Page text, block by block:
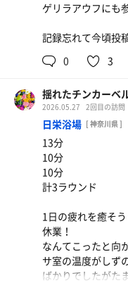
ゲリラアウフにも
記録忘れて今頃投
0
3
揺れたチンカーベ
2026.05.27 2回目の訪問
日栄浴場 [ 神奈川県 ]
13分
10分
10分
計3ラウンド
1日の疲れを癒そ
休業！
なんてこったと向
サ室の温度がしず
ばかりでしたがた